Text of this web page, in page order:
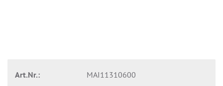
Art.Nr.:
MAI11310600